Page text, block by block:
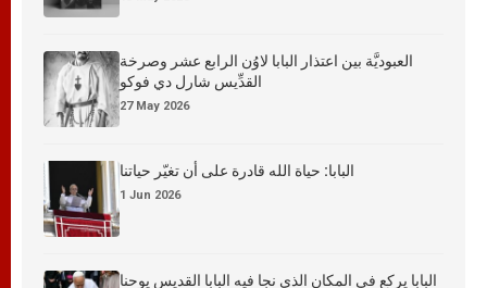
العبوديَّة بين اعتذار البابا لاوُن الرابع عشر وصرخة
القدِّيس شارل دي فوكو
27 May 2026
البابا: حياة الله قادرة على أن تغيّر حياتنا
1 Jun 2026
البابا يركع في المكان الذي نجا فيه البابا القديس يوحنا